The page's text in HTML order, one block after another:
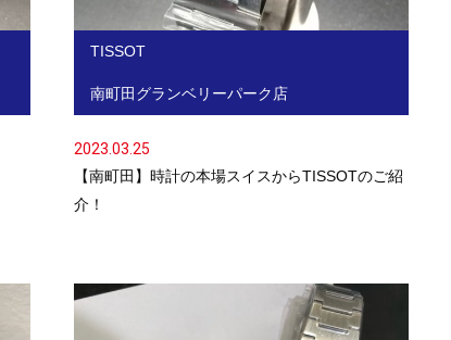
TISSOT
南町田グランベリーパーク店
2023.03.25
【南町田】時計の本場スイスからTISSOTのご紹
介！